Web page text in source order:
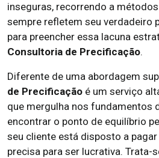
inseguras, recorrendo a
sempre refletem seu verdadeiro
para preencher essa lacuna
Consultoria de Precificação.
Diferente de uma abordagem
de Precificação é um serviço
que mergulha nos fundamentos
encontrar o ponto de equilíbrio
seu cliente está disposto a
precisa para ser lucrativa. Trata-